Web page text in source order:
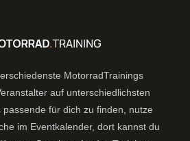
MotorradTrainings
auf unterschiedlichsten
für dich zu finden, nutze
im Eventkalender, dort kannst du